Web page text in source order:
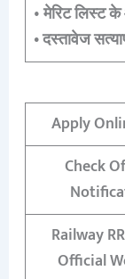
•मेरिट लिस्ट
•दस्तावेज
Apply
Check
Railway
Official